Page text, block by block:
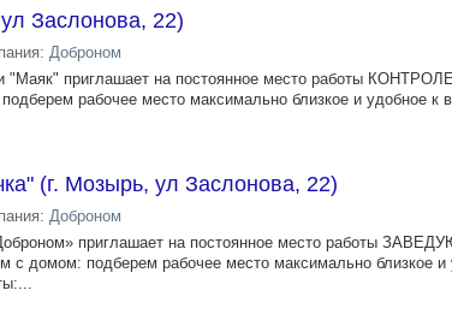
Заслонова, 22)
Доброном
"Маяк" приглашает на постоянное место работы
рабочее место максимально близкое и удобное к
(г. Мозырь, ул Заслонова, 22)
Доброном
приглашает на постоянное место работы
домом: подберем рабочее место максимально близкое и